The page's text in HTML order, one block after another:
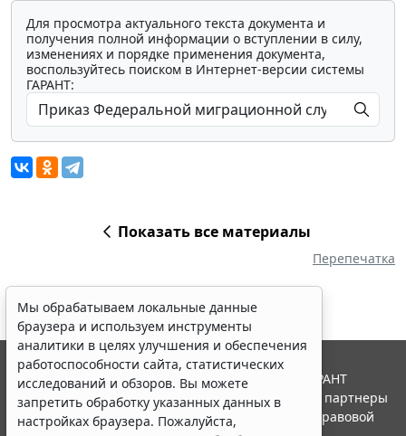
Для просмотра актуального текста документа и
получения полной информации о вступлении в силу,
изменениях и порядке применения документа,
воспользуйтесь поиском в Интернет-версии системы
ГАРАНТ:
Показать все материалы
Перепечатка
Мы обрабатываем локальные данные
браузера и используем инструменты
аналитики в целях улучшения и обеспечения
работоспособности сайта, статистических
исследований и обзоров. Вы можете
запретить обработку указанных данных в
настройках браузера. Пожалуйста,
© ООО "НПП "ГАРАНТ-СЕРВИС", 2026. Система ГАРАНТ
выпускается с 1990 года. Компания "Гарант" и ее партнеры
являются участниками Российской ассоциации правовой